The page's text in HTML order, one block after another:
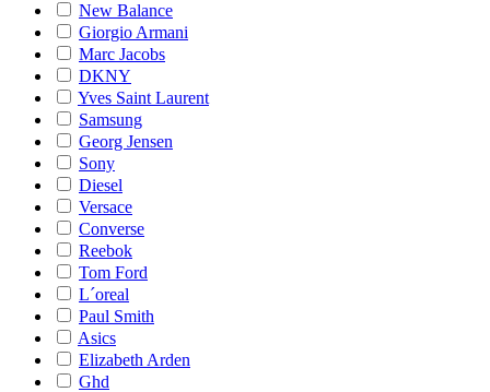
New Balance
Giorgio Armani
Marc Jacobs
DKNY
Yves Saint Laurent
Samsung
Georg Jensen
Sony
Diesel
Versace
Converse
Reebok
Tom Ford
L´oreal
Paul Smith
Asics
Elizabeth Arden
Ghd